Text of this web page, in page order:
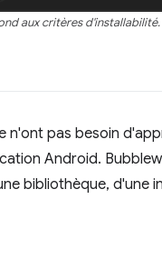
aux critères d'installabilité.
pas besoin
Android.
bibliothèque, d'une